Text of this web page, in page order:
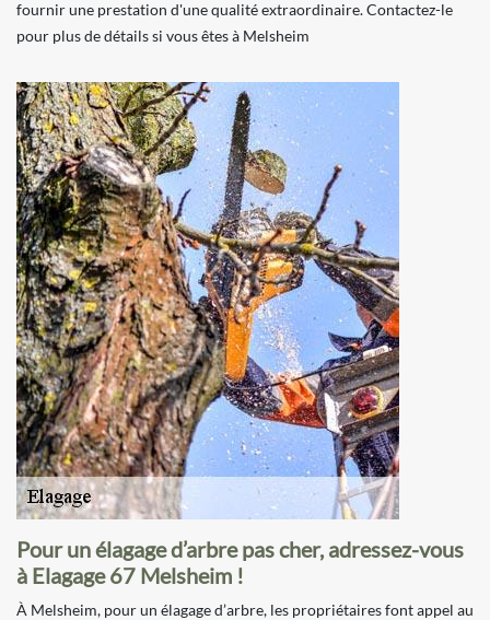
fournir une prestation d'une qualité extraordinaire. Contactez-le
pour plus de détails si vous êtes à Melsheim
Pour un élagage d’arbre pas cher, adressez-vous
à Elagage 67 Melsheim !
À Melsheim, pour un élagage d’arbre, les propriétaires font appel au